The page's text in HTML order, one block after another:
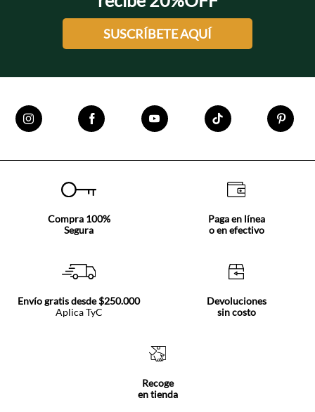
Nuestras prendas añaden valor a tu clóset con diseños
que incluyen el clásico bordado de la raqueta de Tennis.
¡Encuentra tu favorita online y pídela con envíos hasta la
puerta de tu casa!
SUSCRÍBETE AQUÍ
Compra 100%
Segura
Paga en línea
o en efectivo
Envío gratis desde $250.000
Aplica TyC
Devoluciones
sin costo
Recoge
en tienda